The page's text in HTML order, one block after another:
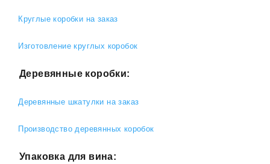
Круглые коробки на заказ
Изготовление круглых коробок
Деревянные коробки:
Деревянные шкатулки на заказ
Производство деревянных коробок
Упаковка для вина: